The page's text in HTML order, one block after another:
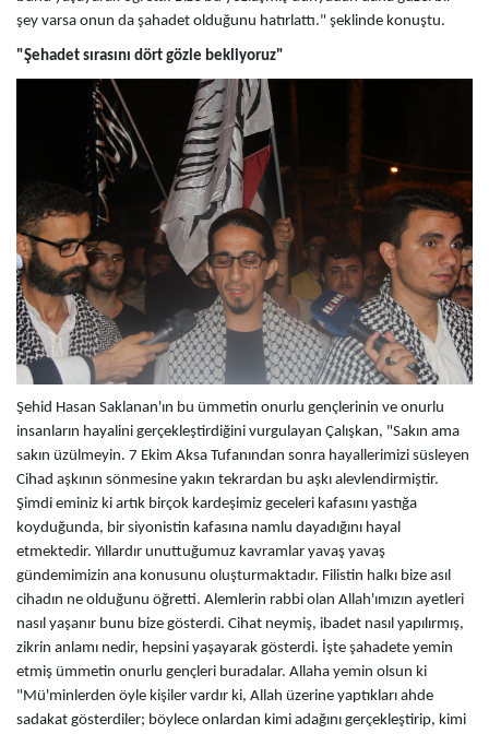
şey varsa onun da şahadet olduğunu hatırlattı." şeklinde konuştu.
"Şehadet sırasını dört gözle bekliyoruz"
Şehid Hasan Saklanan'ın bu ümmetin onurlu gençlerinin ve onurlu
insanların hayalini gerçekleştirdiğini vurgulayan Çalışkan, "Sakın ama
sakın üzülmeyin. 7 Ekim Aksa Tufanından sonra hayallerimizi süsleyen
Cihad aşkının sönmesine yakın tekrardan bu aşkı alevlendirmiştir.
Şimdi eminiz ki artık birçok kardeşimiz geceleri kafasını yastığa
koyduğunda, bir siyonistin kafasına namlu dayadığını hayal
etmektedir. Yıllardır unuttuğumuz kavramlar yavaş yavaş
gündemimizin ana konusunu oluşturmaktadır. Filistin halkı bize asıl
cihadın ne olduğunu öğretti. Alemlerin rabbi olan Allah'ımızın ayetleri
nasıl yaşanır bunu bize gösterdi. Cihat neymiş, ibadet nasıl yapılırmış,
zikrin anlamı nedir, hepsini yaşayarak gösterdi. İşte şahadete yemin
etmiş ümmetin onurlu gençleri buradalar. Allaha yemin olsun ki
"Mü'minlerden öyle kişiler vardır ki, Allah üzerine yaptıkları ahde
sadakat gösterdiler; böylece onlardan kimi adağını gerçekleştirip, kimi